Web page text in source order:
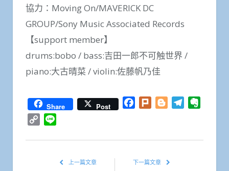
協力：Moving On/MAVERICK DC
GROUP/Sony Music Associated Records
【support member】
drums:bobo / bass:吉田一郎不可触世界 /
piano:大古晴菜 / violin:佐藤帆乃佳
Share Post Facebook
Plurk BloggerTelegram
Copy
上一篇文章 下一篇文章